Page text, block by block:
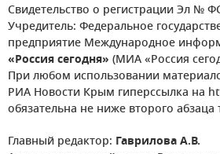
Свидетельство о регистрации Эл №
Учредитель: Федеральное
предприятие Международное
«Россия сегодня» (МИА «Россия
При любом использовании
РИА Новости Крым гиперссылка на
обязательна не ниже второго абзаца
Главный редактор: Гаврилова А.В.